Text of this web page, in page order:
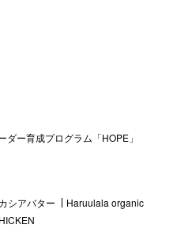
ダー育成プログラム「HOPE」
シアバター
Haruulala organic